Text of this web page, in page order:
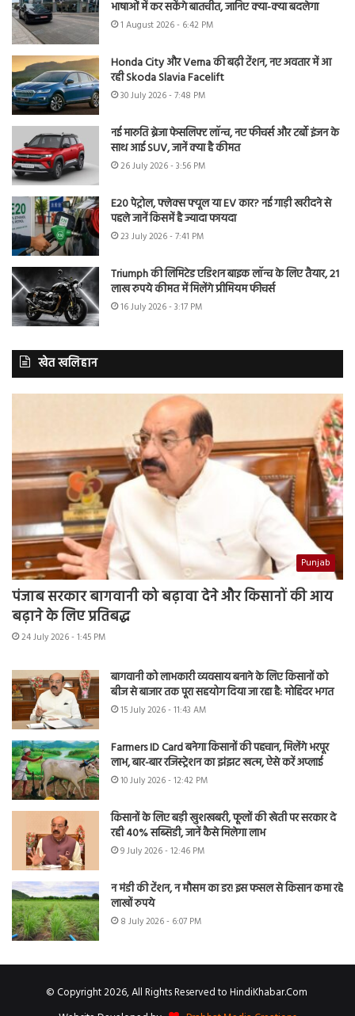
भाषाओं में कर सकेंगे बातचीत, जानिए क्या-क्या बदलेगा
1 August 2026 - 6:42 PM
Honda City और Verna की बढ़ी टेंशन, नए अवतार में आ
रही Skoda Slavia Facelift
30 July 2026 - 7:48 PM
नई मारुति ब्रेजा फेसलिफ्ट लॉन्च, नए फीचर्स और टर्बो इंजन के
साथ आई SUV, जानें क्या है कीमत
26 July 2026 - 3:56 PM
E20 पेट्रोल, फ्लेक्स फ्यूल या EV कार? नई गाड़ी खरीदने से
पहले जानें किसमें है ज्यादा फायदा
23 July 2026 - 7:41 PM
Triumph की लिमिटेड एडिशन बाइक लॉन्च के लिए तैयार, 21
लाख रुपये कीमत में मिलेंगे प्रीमियम फीचर्स
16 July 2026 - 3:17 PM
खेत खलिहान
Punjab
पंजाब सरकार बागवानी को बढ़ावा देने और किसानों की आय
बढ़ाने के लिए प्रतिबद्ध
24 July 2026 - 1:45 PM
बागवानी को लाभकारी व्यवसाय बनाने के लिए किसानों को
बीज से बाजार तक पूरा सहयोग दिया जा रहा है: मोहिंदर भगत
15 July 2026 - 11:43 AM
Farmers ID Card बनेगा किसानों की पहचान, मिलेंगे भरपूर
लाभ, बार-बार रजिस्ट्रेशन का झंझट खत्म, ऐसे करें अप्लाई
10 July 2026 - 12:42 PM
किसानों के लिए बड़ी खुशखबरी, फूलों की खेती पर सरकार दे
रही 40% सब्सिडी, जानें कैसे मिलेगा लाभ
9 July 2026 - 12:46 PM
न मंडी की टेंशन, न मौसम का डर! इस फसल से किसान कमा रहे
लाखों रुपये
8 July 2026 - 6:07 PM
© Copyright 2026, All Rights Reserved to HindiKhabar.Com